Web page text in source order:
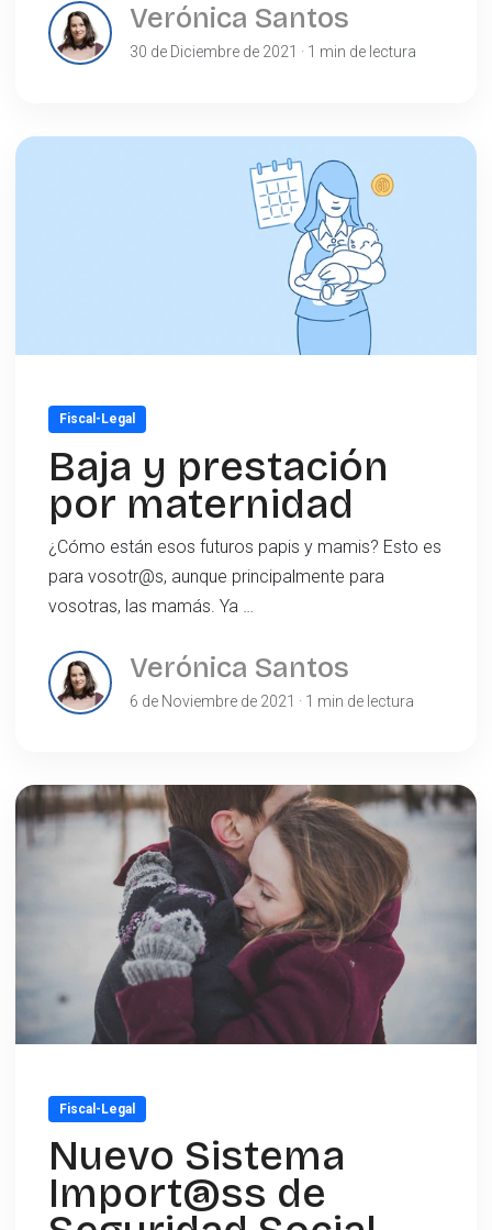
Verónica Santos
30 de Diciembre de 2021 · 1 min de lectura
Fiscal-Legal
Baja y prestación
por maternidad
¿Cómo están esos futuros papis y mamis? Esto es
para vosotr@s, aunque principalmente para
vosotras, las mamás. Ya …
Verónica Santos
6 de Noviembre de 2021 · 1 min de lectura
Fiscal-Legal
Nuevo Sistema
Import@ss de